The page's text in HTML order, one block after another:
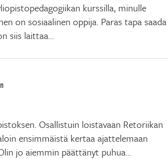
kurssilla, minulle
on sosiaalinen oppija. Paras tapa saada
siis laittaa…
Osallistuin loistavaan Retoriikan
ensimmäistä kertaa ajattelemaan
jo aiemmin päättänyt puhua…